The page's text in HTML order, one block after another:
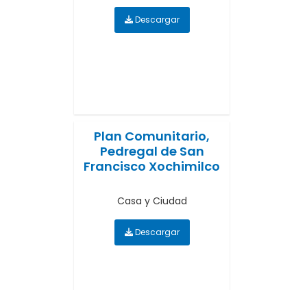
Descargar
Plan Comunitario,
Pedregal de San
Francisco Xochimilco
Casa y Ciudad
Descargar